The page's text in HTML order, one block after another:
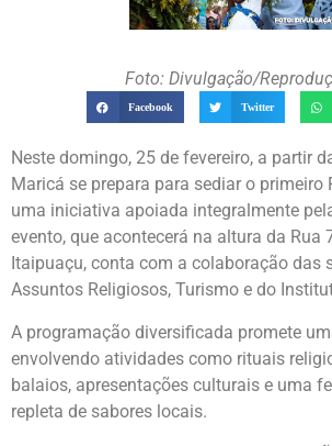
Foto: Divulgação/
Facebook Twitter
Neste domingo, 25 de fevereiro, a partir
Maricá se prepara para sediar o primeiro
uma iniciativa apoiada integralmente
evento, que acontecerá na altura da Rua
Itaipuaçu, conta com a colaboração das
Assuntos Religiosos, Turismo e do
A programação diversificada promete
envolvendo atividades como rituais
balaios, apresentações culturais e uma
repleta de sabores locais.